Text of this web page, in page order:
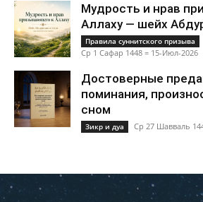
Мудрость и нрав
Аллаху — шейх
Правила суннитского призыва
Ср 1 Сафар 1448 = 15-Июл-2026
Достоверные
поминания,
сном
Зикр и дуа Ср 27 Шавваль